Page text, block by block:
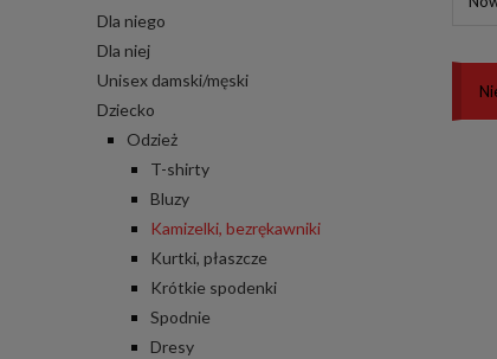
Dla niego
Dla niej
Unisex damski/męski
Dziecko
Odzież
T-shirty
Bluzy
Kamizelki, bezrękawniki
Kurtki, płaszcze
Krótkie spodenki
Spodnie
Dresy